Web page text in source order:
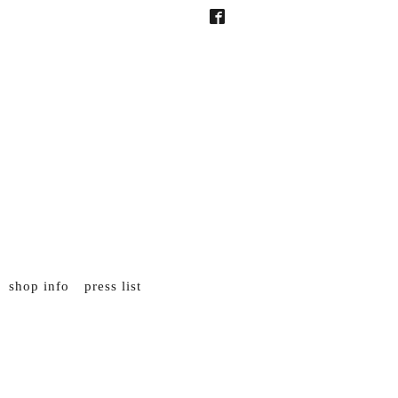
shop info press list